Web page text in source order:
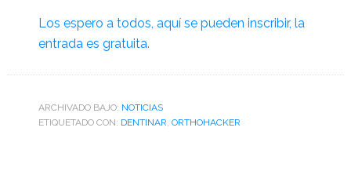
Los espero a todos, aquí se pueden inscribir, la
entrada es gratuita.
ARCHIVADO BAJO: NOTICIAS
ETIQUETADO CON: DENTINAR, ORTHOHACKER